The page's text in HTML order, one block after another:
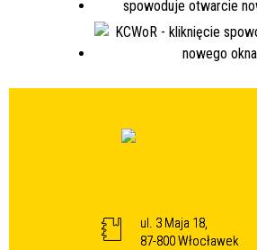
ul. 3 Maja 18,
87-800 Włocławek